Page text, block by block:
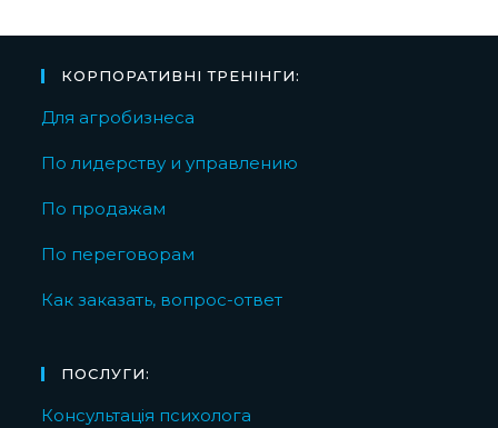
КОРПОРАТИВНІ ТРЕНІНГИ:
Для агробизнеса
По лидерству и управлению
По продажам
По переговорам
Как заказать, вопрос-ответ
ПОСЛУГИ:
Консультація психолога